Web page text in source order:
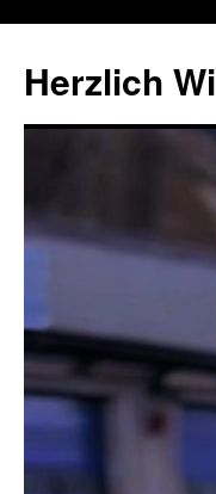
Herzlich